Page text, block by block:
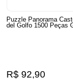
Puzzle Panorama
del Golfo 1500 Peças
R$ 92,90